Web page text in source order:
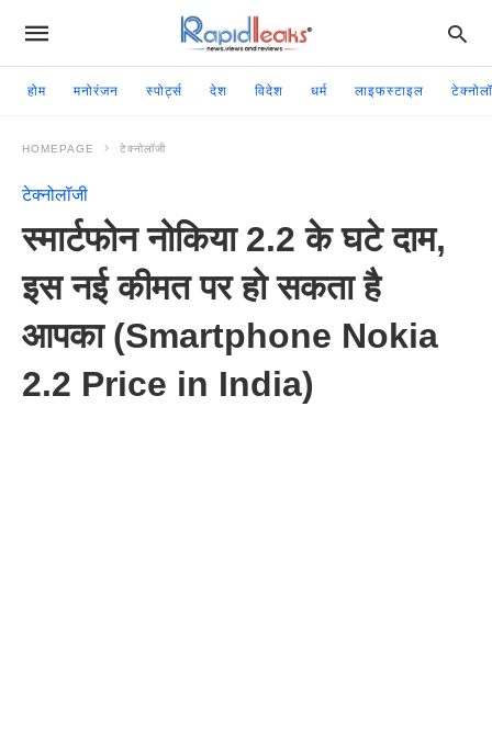
होम मनोरंजन स्पोर्ट्स देश विदेश धर्म लाइफस्टाइल
HOMEPAGE टेक्नोलॉजी
टेक्नोलॉजी
स्मार्टफोन नोकिया 2.2 के घटे दाम,
इस नई कीमत पर हो सकता है
आपका (Smartphone Nokia
2.2 Price in India)